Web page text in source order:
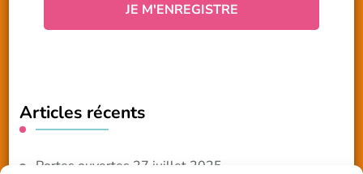
Articles récents
Portes ouvertes 27 juillet 2025